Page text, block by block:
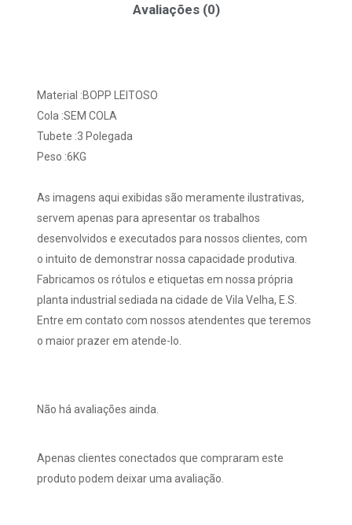
Avaliações (0)
Material :BOPP LEITOSO
Cola :SEM COLA
Tubete :3 Polegada
Peso :6KG
As imagens aqui exibidas são meramente ilustrativas,
servem apenas para apresentar os trabalhos
desenvolvidos e executados para nossos clientes, com
o intuito de demonstrar nossa capacidade produtiva.
Fabricamos os rótulos e etiquetas em nossa própria
planta industrial sediada na cidade de Vila Velha, E.S.
Entre em contato com nossos atendentes que teremos
o maior prazer em atende-lo.
Não há avaliações ainda.
Apenas clientes conectados que compraram este
produto podem deixar uma avaliação.